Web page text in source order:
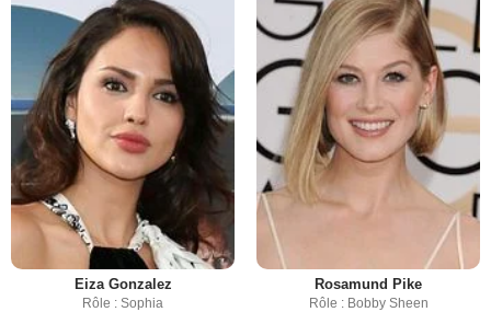
Eiza Gonzalez
Rôle : Sophia
Rosamund Pike
Rôle : Bobby Sheen